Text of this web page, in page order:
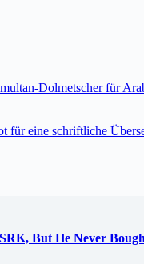
Dolmetscher für
für eine schriftliche
But He Never